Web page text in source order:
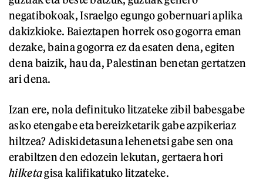
negatibokoak, Israelgo egungo gobernuari aplika
dakizkioke. Baieztapen horrek oso gogorra eman
dezake, baina gogorra ez da esaten dena, egiten
dena baizik, hau da, Palestinan benetan gertatzen
ari dena.
Izan ere, nola definituko litzateke zibil babesgabe
asko etengabe eta bereizketarik gabe azpikeriaz
hiltzea? Adiskidetasuna lehenetsi gabe sen ona
erabiltzen den edozein lekutan, gertaera hori
hilketagisa kalifikatuko litzateke.